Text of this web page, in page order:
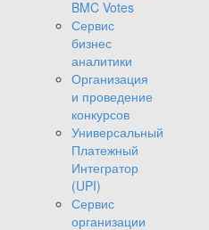
BMC Votes
Сервис
бизнес
аналитики
Организация
и проведение
конкурсов
Универсальный
Платежный
Интегратор
(UPI)
Сервис
организации